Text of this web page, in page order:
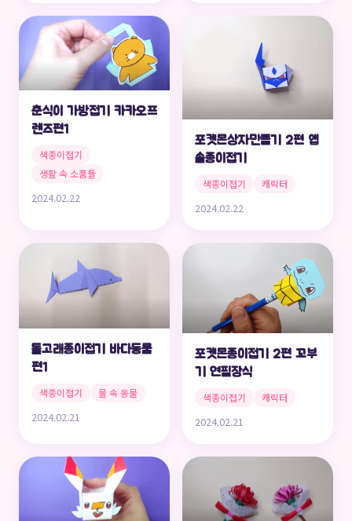
춘식이 가방접기 카카오프
렌즈편1
색종이접기
생활 속 소품들
2024.02.22
포켓몬상자만들기 2편 앱
솔종이접기
색종이접기 캐릭터
2024.02.22
돌고래종이접기 바다동물
편1
색종이접기 물 속 동물
2024.02.21
포켓몬종이접기 2편 꼬부
기 연필장식
색종이접기 캐릭터
2024.02.21